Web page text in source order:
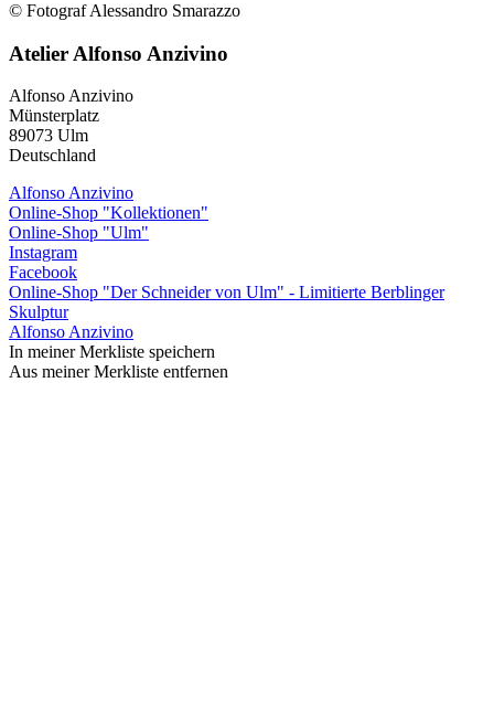
© Fotograf Alessandro Smarazzo
Atelier Alfonso Anzivino
Alfonso Anzivino
Münsterplatz
89073 Ulm
Deutschland
Alfonso Anzivino
Online-Shop "Kollektionen"
Online-Shop "Ulm"
Instagram
Facebook
Online-Shop "Der Schneider von Ulm" - Limitierte Berblinger
Skulptur
Alfonso Anzivino
In meiner Merkliste speichern
Aus meiner Merkliste entfernen